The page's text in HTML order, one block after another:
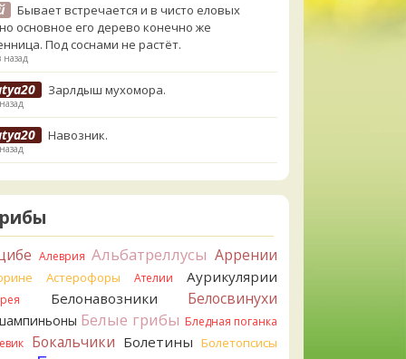
Бывает встречается и в чисто еловых
основное его дерево конечно же
Под соснами не растёт.
назад
Зарлдыш мухомора.
Навозник.
Скорее всего он.
Что-то из рядовок. Цвета на фото вряд
Рядовка мыльная, судя по пластинкам.
сделали, что не взяли.
Подгруздок чёрный, или близкие виды
Алеврия Альбатреллусы Аррении
Астерофоры Ателии Аурикулярии
Белонавозники Белосвинухи
Белые грибы Бледная поганка
Бокальчики Болетины Болетопсисы